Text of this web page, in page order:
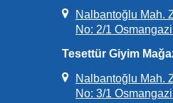
Nalbantoğlu Mah.
No: 2/1
Tesettür Giyim
Nalbantoğlu Mah.
No: 3/1